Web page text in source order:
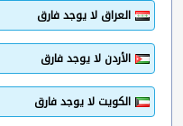
العراق لا يوجد فارق
الأردن لا يوجد فارق
الكويت لا يوجد فارق